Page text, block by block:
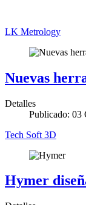
LK Metrology
Nuevas
Detalles
Publicado: 03
Tech Soft 3D
Hymer